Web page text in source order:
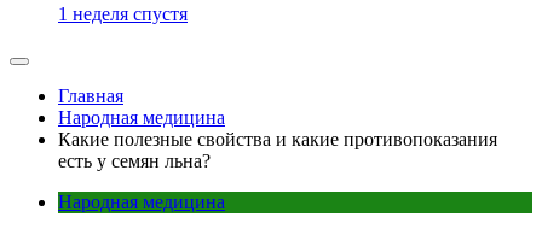
1 неделя спустя
Главная
Народная медицина
Какие полезные свойства и какие противопоказания
есть у семян льна?
Народная медицина